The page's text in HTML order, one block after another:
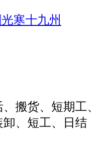
寒十九州
搬货、短期工、
、短工、日结